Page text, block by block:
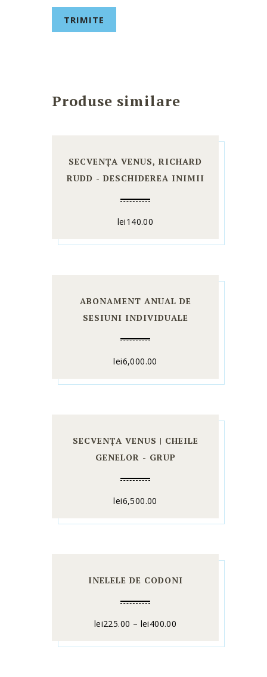
Produse similare
SECVENȚA VENUS, RICHARD
RUDD - DESCHIDEREA INIMII
lei140.00
ABONAMENT ANUAL DE
SESIUNI INDIVIDUALE
lei6,000.00
SECVENȚA VENUS | CHEILE
GENELOR - GRUP
lei6,500.00
INELELE DE CODONI
lei225.00 – lei400.00